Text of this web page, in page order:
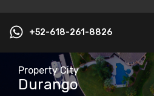
+52-618-261-8826
Property City
Durango